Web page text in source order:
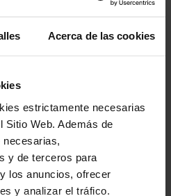
Acerca de las cookies
estrictamente necesarias
Sitio Web. Además de
y de terceros para
los anuncios, ofrecer
y analizar el tráfico.
proyecto
potenciar el Cor
Cor Infantil Clavé